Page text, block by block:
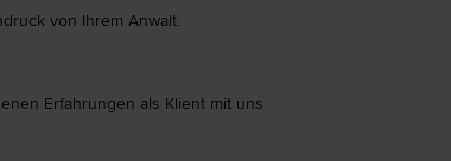
von Ihrem Anwalt.
Erfahrungen als Klient mit uns